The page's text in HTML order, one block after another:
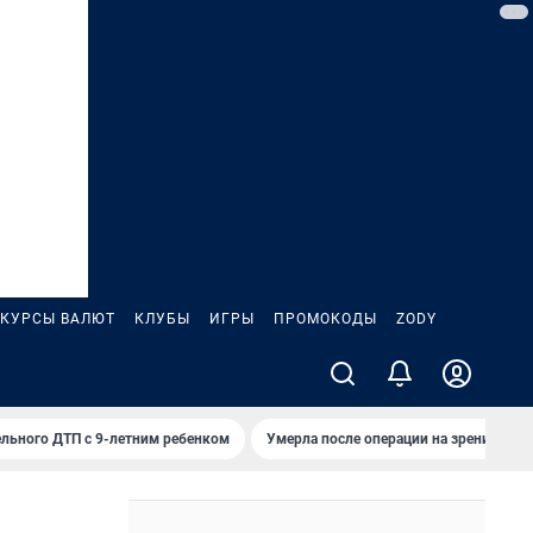
КУРСЫ ВАЛЮТ КЛУБЫ ИГРЫ ПРОМОКОДЫ ZODY
ДТП с 9-летним ребенком Умерла после операции на зрение